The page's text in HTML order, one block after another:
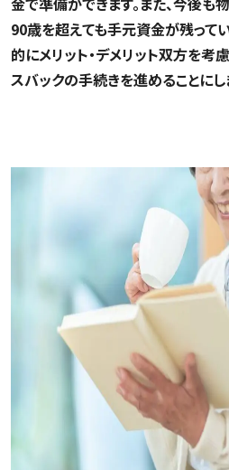
90歳を超えても手元資金が残って
的にメリット・デメリット双方を考
スバックの手続きを進めることにし